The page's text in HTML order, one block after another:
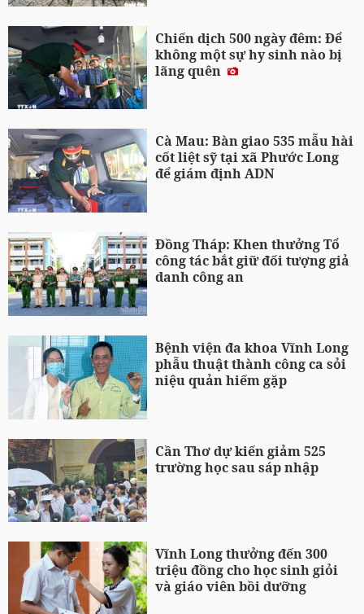
Chiến dịch 500 ngày đêm: Để
không một sự hy sinh nào bị
lãng quên
Cà Mau: Bàn giao 535 mẫu hài
cốt liệt sỹ tại xã Phước Long
để giám định ADN
Đồng Tháp: Khen thưởng Tổ
công tác bắt giữ đối tượng giả
danh công an
Bệnh viện đa khoa Vĩnh Long
phẫu thuật thành công ca sỏi
niệu quản hiếm gặp
Cần Thơ dự kiến giảm 525
trường học sau sáp nhập
Vĩnh Long thưởng đến 300
triệu đồng cho học sinh giỏi
và giáo viên bồi dưỡng